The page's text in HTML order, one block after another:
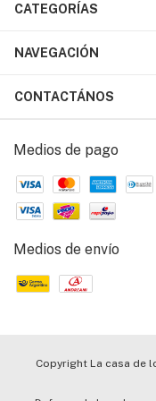
CATEGORÍAS
NAVEGACIÓN
CONTACTÁNOS
Medios de pago
Medios de envío
Copyright La casa de